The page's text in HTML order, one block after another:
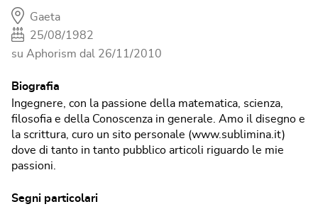
Gaeta
25/08/1982
su Aphorism dal 26/11/2010
Biografia
Ingegnere, con la passione della matematica, scienza,
filosofia e della Conoscenza in generale. Amo il disegno e
la scrittura, curo un sito personale (www.sublimina.it)
dove di tanto in tanto pubblico articoli riguardo le mie
passioni.
Segni particolari